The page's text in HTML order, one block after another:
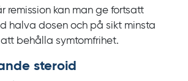
remission kan man ge fortsatt
halva dosen och på sikt minsta
behålla symtomfrihet.
steroid